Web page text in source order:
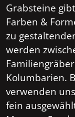
Grabsteine
Farben &
zu
werden
Kolumbarien.
verwenden
fein